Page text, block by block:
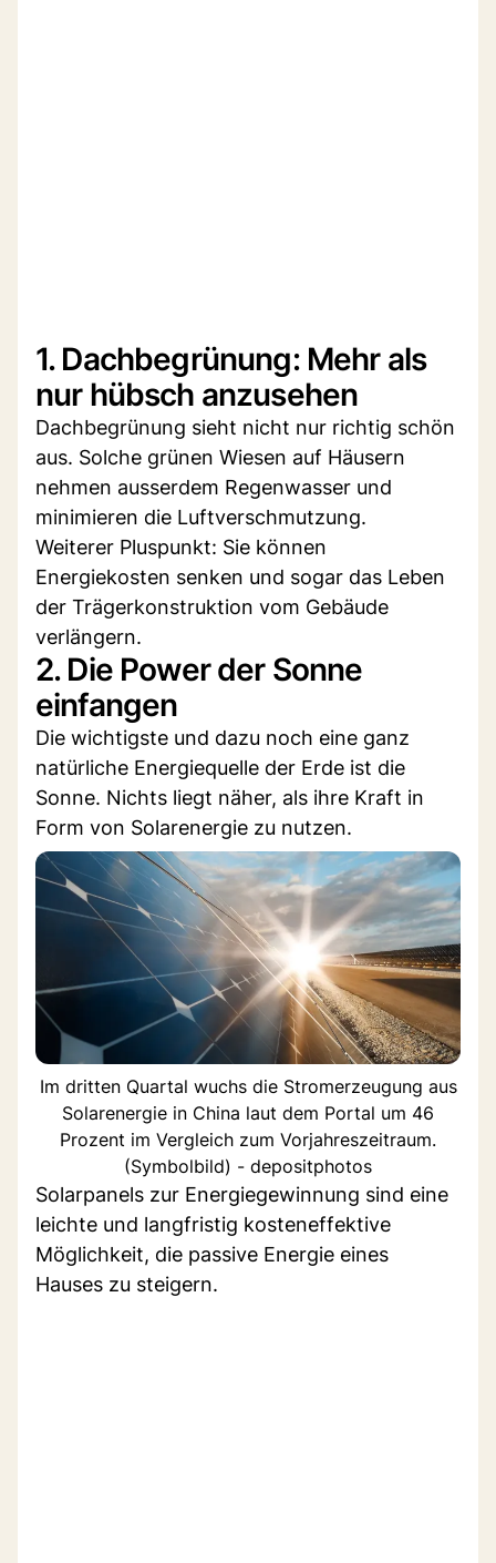
1. Dachbegrünung: Mehr als
nur hübsch anzusehen
Dachbegrünung sieht nicht nur richtig schön
aus. Solche grünen Wiesen auf Häusern
nehmen ausserdem Regenwasser und
minimieren die Luftverschmutzung.
Weiterer Pluspunkt: Sie können
Energiekosten senken und sogar das Leben
der Trägerkonstruktion vom Gebäude
verlängern.
2. Die Power der Sonne
einfangen
Die wichtigste und dazu noch eine ganz
natürliche Energiequelle der Erde ist die
Sonne. Nichts liegt näher, als ihre Kraft in
Form von Solarenergie zu nutzen.
Im dritten Quartal wuchs die Stromerzeugung aus
Solarenergie in China laut dem Portal um 46
Prozent im Vergleich zum Vorjahreszeitraum.
(Symbolbild) - depositphotos
Solarpanels zur Energiegewinnung sind eine
leichte und langfristig kosteneffektive
Möglichkeit, die passive Energie eines
Hauses zu steigern.